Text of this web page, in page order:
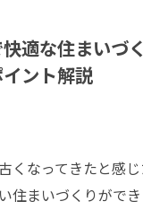
適な住まいづ
ント解説
くなってきたと感
住まいづくりがで